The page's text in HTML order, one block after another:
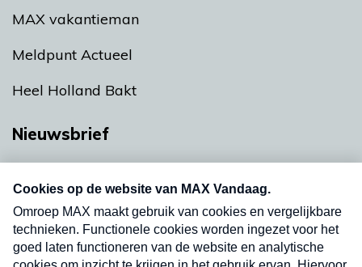
MAX vakantieman
Meldpunt Actueel
Heel Holland Bakt
Nieuwsbrief
nieuwsbrief. Elke vrijdag- en dinsdagochtend in
uw mailbox.
Verzend